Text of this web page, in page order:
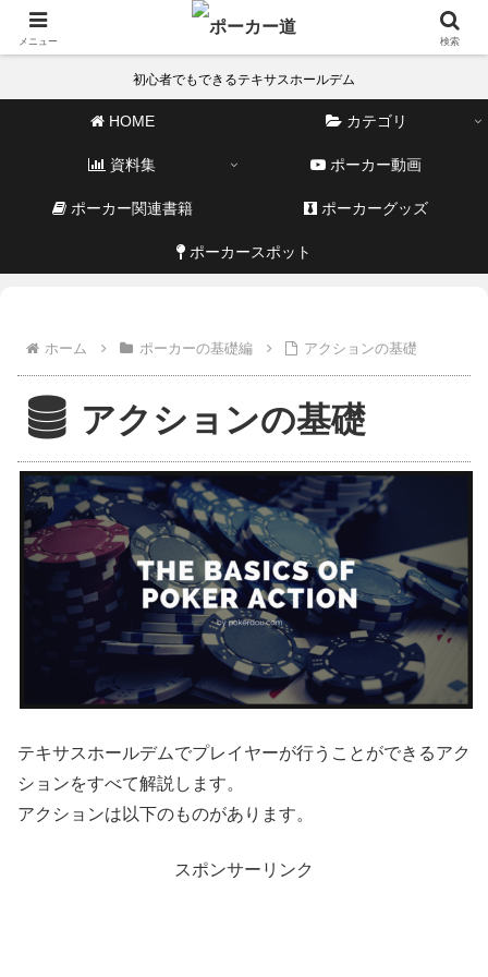
初心者でもできるテキサスホールデム
HOME カテゴリ
資料集 ポーカー動画
ポーカー関連書籍 ポーカーグッズ
ポーカースポット
ホーム ポーカーの基礎編 アクションの基礎
アクションの基礎
テキサスホールデムでプレイヤーが行うことができるアク
ションをすべて解説します。
アクションは以下のものがあります。
スポンサーリンク
メニュー 検索